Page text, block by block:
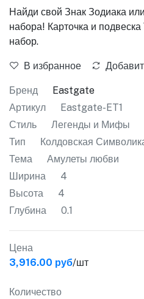
Найди свой Знак Зодиака
набора! Карточка и
набор.
В избранное
Бренд
Eastgate
Артикул
Eastgate-ET1
Стиль
Легенды и Мифы
Тип
Колдовская
Тема
Амулеты любви
Ширина
4
Высота
4
Глубина
0.1
Цена
3,916.00 руб/шт
Количество